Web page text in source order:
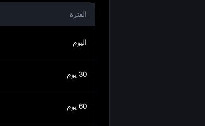
الفترة
اليوم
30 يوم
60 يوم